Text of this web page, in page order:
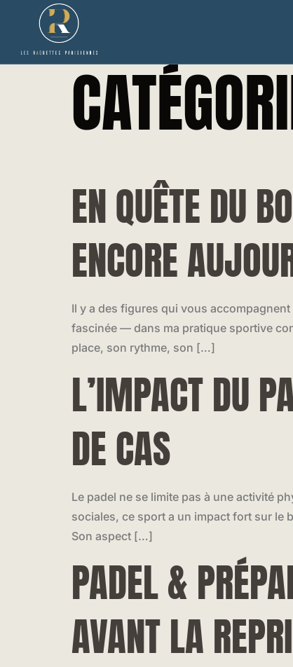
EN QUÊTE DU
ENCORE
Il y a des figures qui vous
fascinée — dans ma pratique sportive
place, son rythme, son […]
L’IMPACT DU
DE CAS
Le padel ne se limite pas à une activité
sociales, ce sport a un impact fort sur le
Son aspect […]
PADEL &
AVANT LA